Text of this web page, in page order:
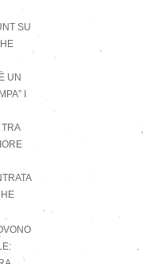
SU
UN
I